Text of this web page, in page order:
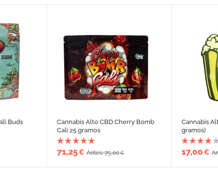
Buds
Cannabis Alto CBD Cherry Bomb
Cali 25 gramos
71,25€ Antes: 75,00€
Cannabis
gramos)
17,00€